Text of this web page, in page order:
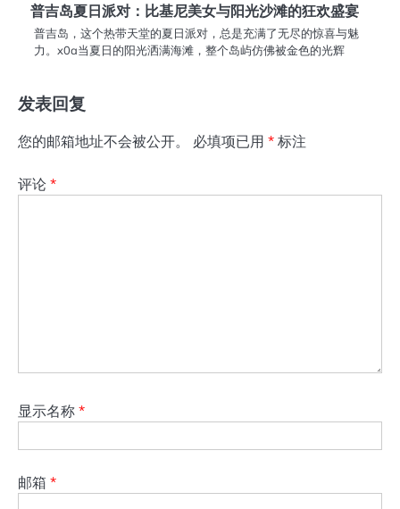
普吉岛夏日派对：比基尼美女与阳光沙滩的狂欢盛宴
普吉岛，这个热带天堂的夏日派对，总是充满了无尽的惊喜与魅
力。x0a当夏日的阳光洒满海滩，整个岛屿仿佛被金色的光辉
发表回复
您的邮箱地址不会被公开。 必填项已用 * 标注
评论 *
显示名称 *
邮箱 *